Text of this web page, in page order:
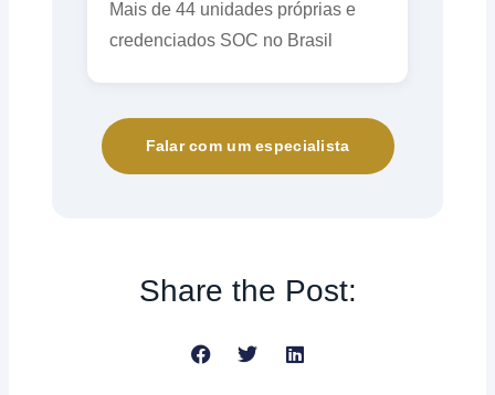
Mais de 44 unidades próprias e
credenciados SOC no Brasil
Falar com um especialista
Share the Post: